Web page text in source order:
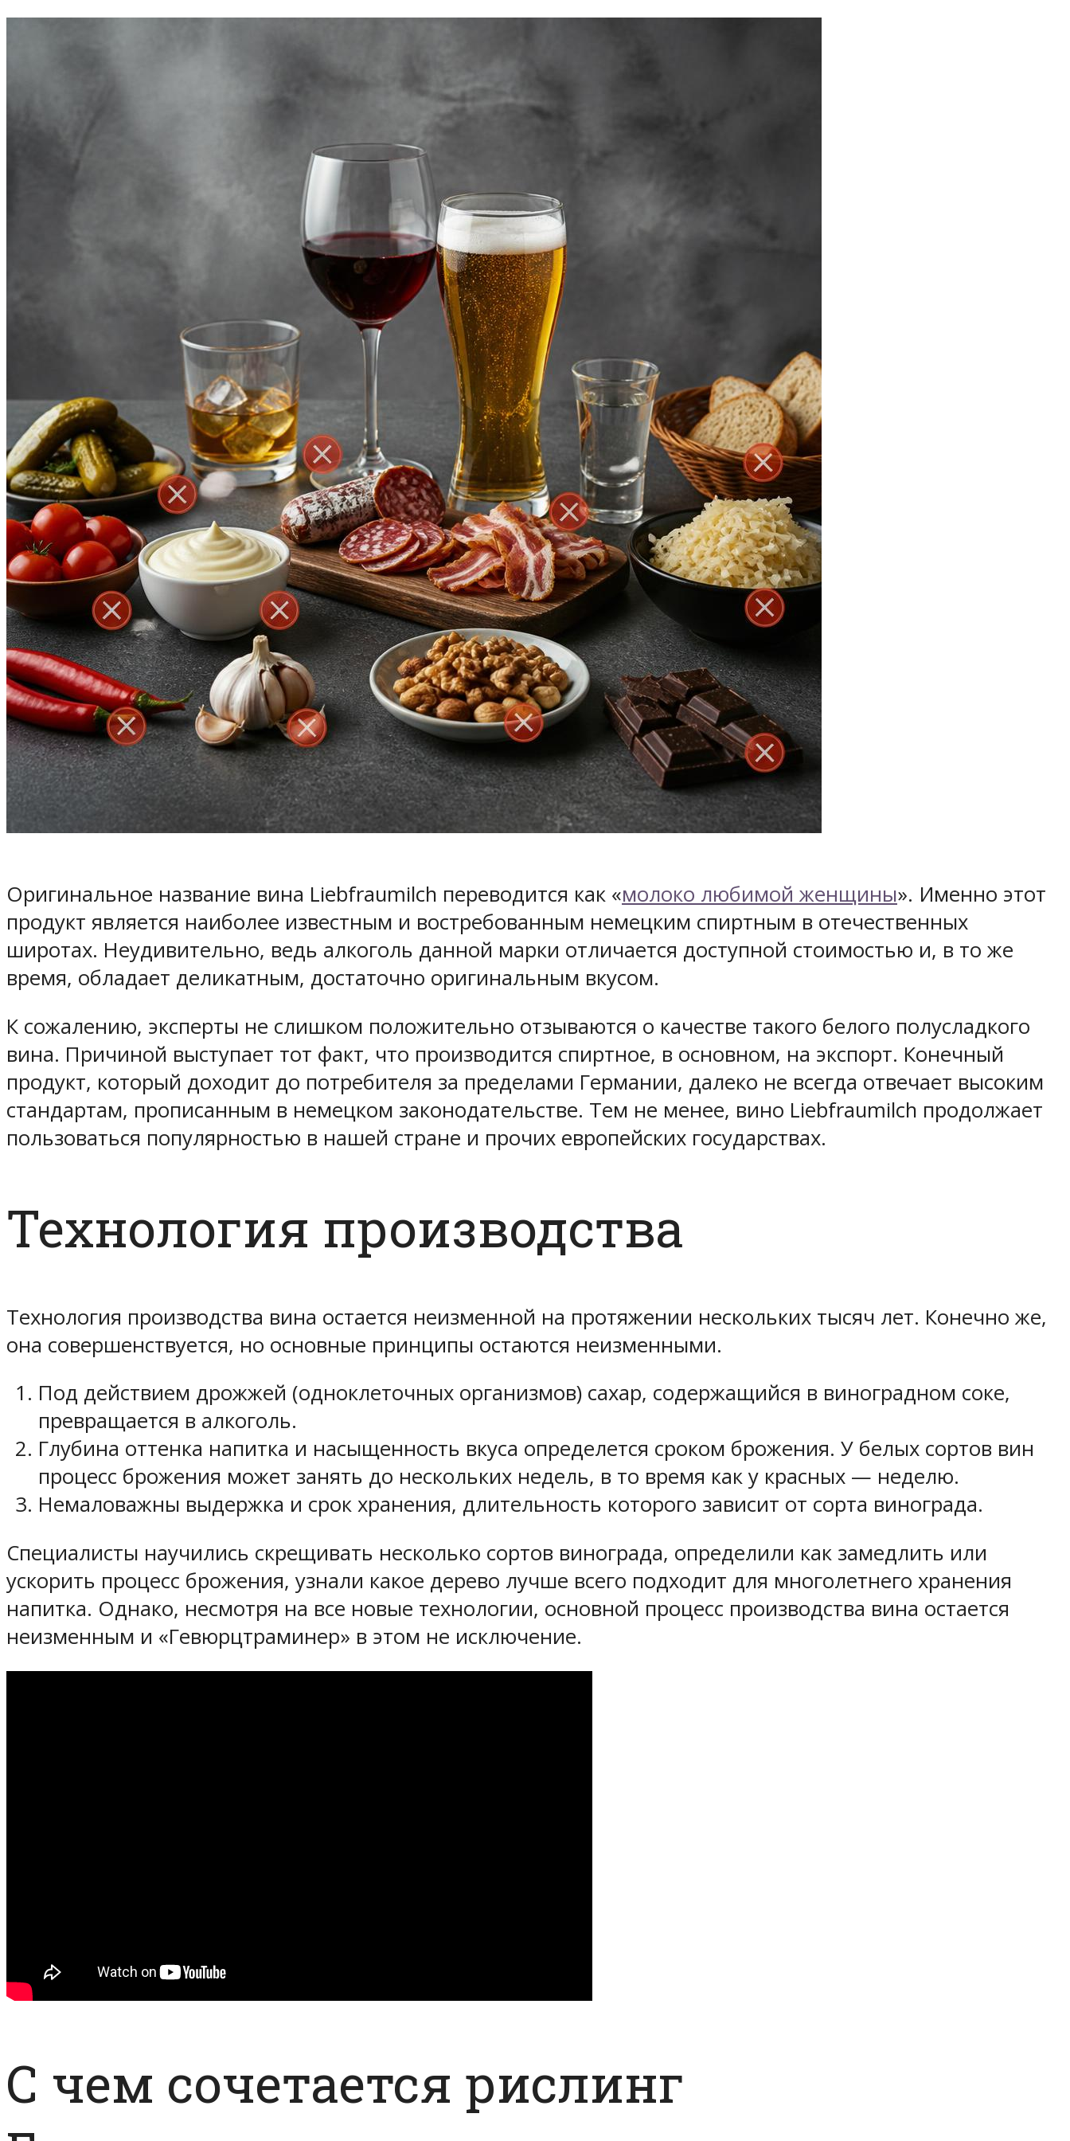
Оригинальное название вина Liebfraumilch переводится как «молоко любимой женщины». Именно этот
продукт является наиболее известным и востребованным немецким спиртным в отечественных
широтах. Неудивительно, ведь алкоголь данной марки отличается доступной стоимостью и, в то же
время, обладает деликатным, достаточно оригинальным вкусом.
К сожалению, эксперты не слишком положительно отзываются о качестве такого белого полусладкого
вина. Причиной выступает тот факт, что производится спиртное, в основном, на экспорт. Конечный
продукт, который доходит до потребителя за пределами Германии, далеко не всегда отвечает высоким
стандартам, прописанным в немецком законодательстве. Тем не менее, вино Liebfraumilch продолжает
пользоваться популярностью в нашей стране и прочих европейских государствах.
Технология производства
Технология производства вина остается неизменной на протяжении нескольких тысяч лет. Конечно же,
она совершенствуется, но основные принципы остаются неизменными.
Под действием дрожжей (одноклеточных организмов) сахар, содержащийся в виноградном соке,
превращается в алкоголь.
Глубина оттенка напитка и насыщенность вкуса определется сроком брожения. У белых сортов вин
процесс брожения может занять до нескольких недель, в то время как у красных — неделю.
Немаловажны выдержка и срок хранения, длительность которого зависит от сорта винограда.
Специалисты научились скрещивать несколько сортов винограда, определили как замедлить или
ускорить процесс брожения, узнали какое дерево лучше всего подходит для многолетнего хранения
напитка. Однако, несмотря на все новые технологии, основной процесс производства вина остается
неизменным и «Гевюрцтраминер» в этом не исключение.
С чем сочетается рислинг